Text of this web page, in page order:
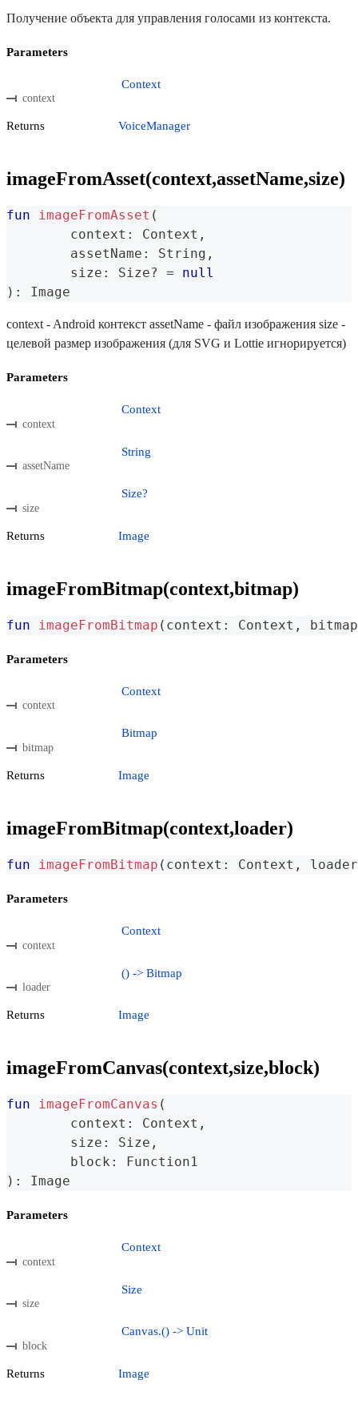
Получение объекта для управления голосами из контекста.
Parameters
context
Context
Returns VoiceManager
imageFromAsset(context,assetName,size)
fun imageFromAsset (
	context
: Context ,
	assetName
: String ,
	size
: Size? =
null
) : Image
context - Android контекст assetName - файл изображения size -
целевой размер изображения (для SVG и Lottie игнорируется)
Parameters
context
Context
assetName
String
size
Size?
Returns Image
imageFromBitmap(context,bitmap)
fun imageFromBitmap ( context : Context , bitmap
Parameters
context
Context
bitmap
Bitmap
Returns Image
imageFromBitmap(context,loader)
fun imageFromBitmap ( context : Context , loader
Parameters
context
Context
loader
() -> Bitmap
Returns Image
imageFromCanvas(context,size,block)
fun imageFromCanvas (
	context
: Context ,
	size
: Size ,
	block
:
Function1
) : Image
Parameters
context
Context
size
Size
block
Canvas.() -> Unit
Returns Image